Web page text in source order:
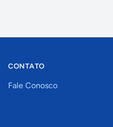
CONTATO
Fale Conosco